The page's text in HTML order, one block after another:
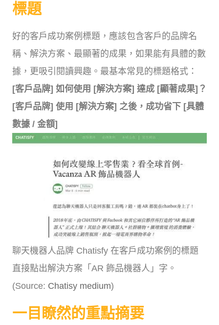
標題
好的客戶成功案例標題，應該包含客戶的品牌名
稱、解決方案、最顯著的成果，如果能有具體的數
據，更吸引閱讀興趣。最基本常見的標題格式：
[客戶品牌] 如何使用 [解決方案] 達成 [顯著成果]？
[客戶品牌] 使用 [解決方案] 之後，成功省下 [具體
數據 / 金額]
聊天機器人品牌 Chatisfy 在客戶成功案例的標題
直接點出解決方案「AR 飾品機器人」字。
(Source: Chatisy medium)
一目瞭然的重點摘要